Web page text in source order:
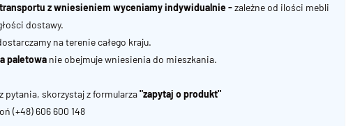
z wniesieniem wyceniamy indywidualnie -zależne od ilości mebli
dostawy.
na terenie całego kraju.
paletowa nie obejmuje wniesienia do mieszkania.
pytania, skorzystaj z formularza"zapytaj o produkt"
(+48) 606 600 148